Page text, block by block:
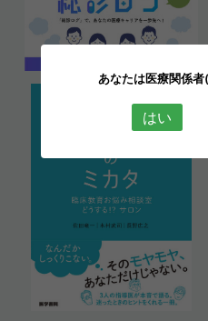
あなたは医療関係
はい